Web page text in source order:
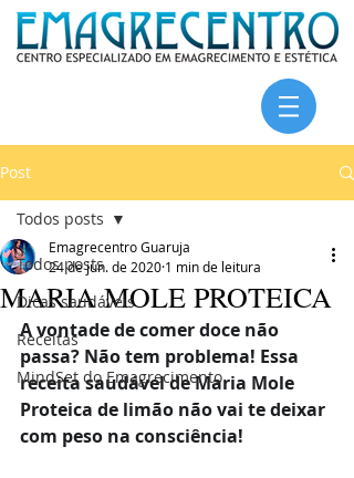
Post
Todos posts
Dicas saudáveis
Receitas
MindSet do Emagrecimento
Todos posts
MARIA MOLE PROTEICA
Emagrecentro Guaruja
24 de jun. de 2020 1 min de leitura
A vontade de comer doce não
passa? Não tem problema! Essa
receita saudável de Maria Mole
Proteica de limão não vai te deixar
com peso na consciência!